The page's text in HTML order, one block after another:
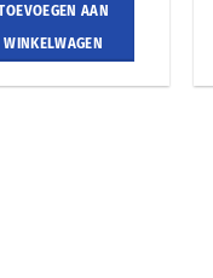
AAN
WINKELWAGEN